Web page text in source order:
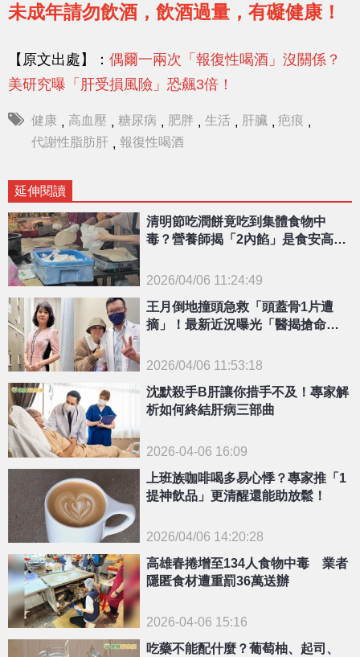
未成年請勿飲酒，飲酒過量，有礙健康！
【原文出處】： 偶爾一兩次「報復性喝酒」沒關係？
美研究曝「肝受損風險」恐飆3倍！
健康 , 高血壓 , 糖尿病 , 肥胖 , 生活 , 肝臟 , 疤痕 ,
代謝性脂肪肝 , 報復性喝酒
延伸閱讀
{PLAYICON}
清明節吃潤餅竟吃到集體食物中
毒？營養師揭「2內餡」是食安高風
2026/04/06 11:24:49
{PLAYICON}
王月倒地撞頭急救「頭蓋骨1片遭
摘」！最新近況曝光「醫揭搶命內
2026/04/06 11:53:18
沈默殺手B肝讓你措手不及！專家解
析如何終結肝病三部曲
2026-04-06 16:09
{PLAYICON}
上班族咖啡喝多易心悸？專家推「1
提神飲品」更清醒還能助放鬆！
2026/04/06 14:20:28
高雄春捲增至134人食物中毒 業者
隱匿食材遭重罰36萬送辦
2026-04-06 15:16
吃藥不能配什麼？葡萄柚、起司、